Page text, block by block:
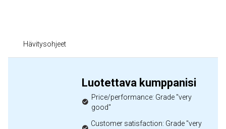
Hävitysohjeet
Luotettava kumppanisi
Price/performance: Grade "very
good"
Customer satisfaction: Grade "very